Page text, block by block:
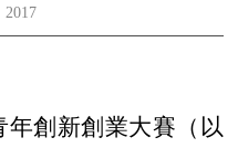
2017
年創新創業大賽（以